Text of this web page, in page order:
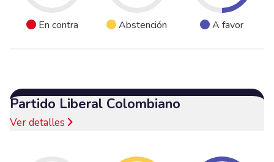
En contra Abstención A favor
Partido Liberal Colombiano
Ver detalles